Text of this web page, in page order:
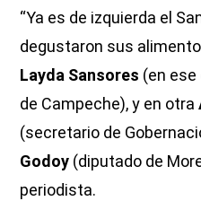
“Ya es de izquierda el
degustaron sus
Layda Sansores (en
de Campeche), y en otra
(secretario de
Godoy (diputado de
periodista.